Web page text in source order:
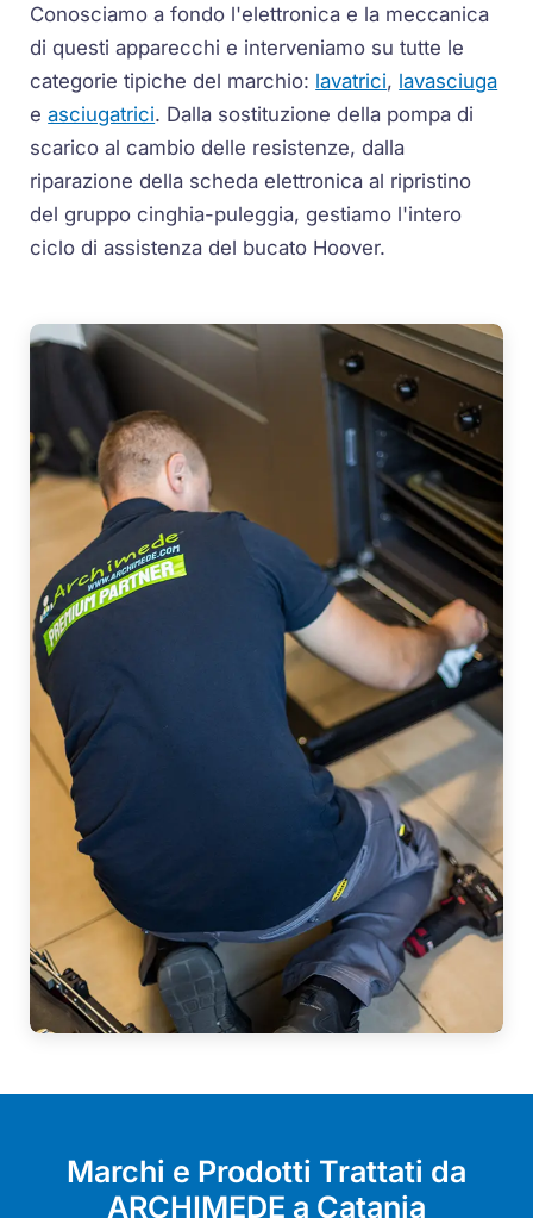
Conosciamo a fondo l'elettronica e la meccanica
di questi apparecchi e interveniamo su tutte le
categorie tipiche del marchio: lavatrici, lavasciuga
easciugatrici. Dalla sostituzione della pompa di
scarico al cambio delle resistenze, dalla
riparazione della scheda elettronica al ripristino
del gruppo cinghia-puleggia, gestiamo l'intero
ciclo di assistenza del bucato Hoover.
Marchi e Prodotti Trattati da
ARCHIMEDE a Catania